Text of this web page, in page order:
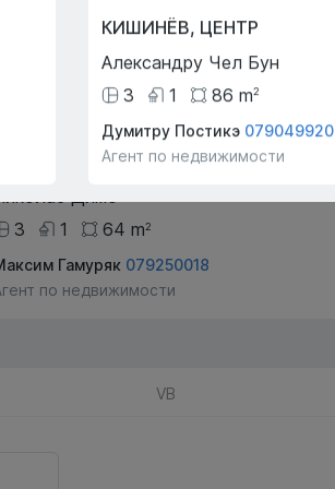
РЫШКАНОВКА
Димо
3
1 64 m2
Гамуряк 079250018
по недвижимости
VB
КИШИНЁВ, ЦЕНТР
Александру Чел Бун
3
1 86 m2
Думитру Постикэ 079049920
Агент по недвижимости